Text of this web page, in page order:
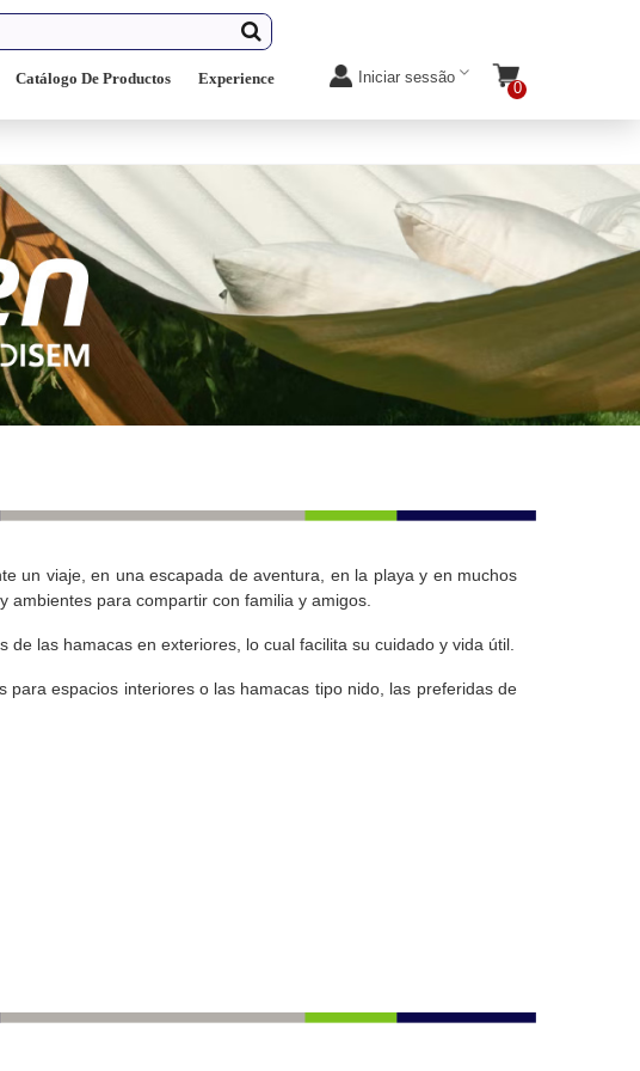
Catálogo De Productos Experience Iniciar sessão
0
un viaje, en una escapada de aventura, en la playa y en muchos
ambientes para compartir con familia y amigos.
las hamacas en exteriores, lo cual facilita su cuidado y vida útil.
espacios interiores o las hamacas tipo nido, las preferidas de